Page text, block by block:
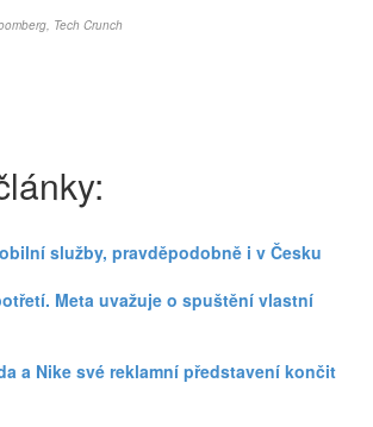
, Tech Crunch
služby, pravděpodobně i v Česku
Meta uvažuje o spuštění vlastní
a Nike své reklamní představení končit